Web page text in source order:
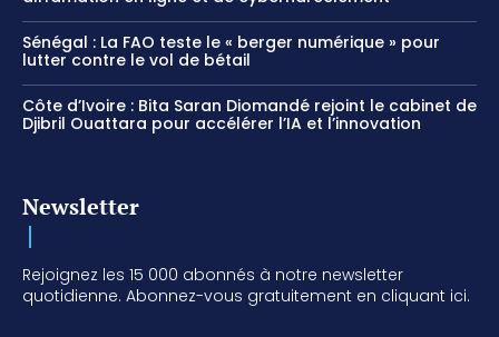
Sénégal : La FAO teste le « berger numérique » pour
lutter contre le vol de bétail
Côte d’Ivoire : Bita Saran Diomandé rejoint le cabinet de
Djibril Ouattara pour accélérer l’IA et l’innovation
Newsletter
Rejoignez les 15 000 abonnés à notre newsletter
quotidienne. Abonnez-vous gratuitement en cliquant ici.